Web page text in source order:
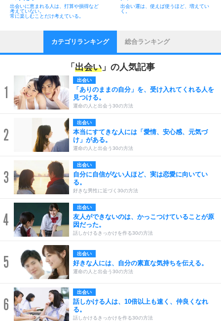
出会いに恵まれる人は、打算や損得など
考えていない。
常に楽しむことだけ考えている。
出会い運は、使えば使うほど、増えてい
く。
カテゴリランキング 総合ランキング
「 出会い 」の人気記事
1
出会い
「ありのままの自分」を、受け入れてくれる人を
見つける。
運命の人と出会う30の方法
2
出会い
本当にすてきな人には「愛情、安心感、元気づ
け」がある。
運命の人と出会う30の方法
3
出会い
自分に自信がない人ほど、実は恋愛に向いてい
る。
好きな男性に近づく30の方法
4
出会い
友人ができないのは、かっこつけていることが原
因だった。
話しかけるきっかけを作る30の方法
5 出会い
好きな人には、自分の素直な気持ちを伝える。
運命の人と出会う30の方法
6
出会い
話しかける人は、10倍以上も速く、仲良くなれ
る。
話しかけるきっかけを作る30の方法